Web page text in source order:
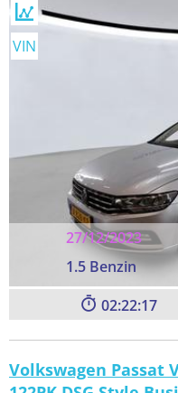
27/12/2023
1.5 Benzin
VIN
02:22:17
Volkswagen Passat